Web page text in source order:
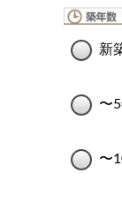
新
〜
〜